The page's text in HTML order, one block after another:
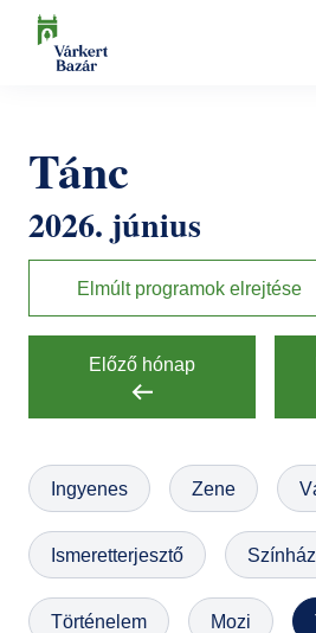
Ugrás
Kulturális események
Kiállítások
Múzeumpedagógia
Látogatóknak
Aktualitások
Rólunk
Helyszínek
Ajándékbolt
Házirend
GYIK
Kapcsolat
Elérhetőség
Megközelítés
Nyitvatartás
Helyszínbérlés
Jegyvásárlás
Online jegyek
Ajándékutalvány
Tánc
2026. június
Elmúlt programok elrejtése
Előző hónap
Ingyenes Zene
Ismeretterjesztő Színház
Történelem Mozi